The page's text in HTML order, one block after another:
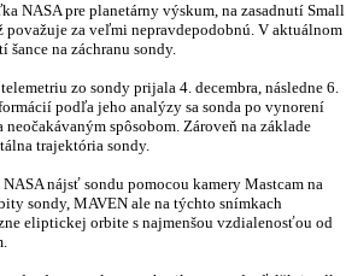
NASA pre planetárny výskum, na zasadnutí Small
považuje za veľmi nepravdepodobnú. V aktuálnom
šance na záchranu sondy.
zo sondy prijala 4. decembra, následne 6.
podľa jeho analýzy sa sonda po vynorení
spôsobom. Zároveň na základe
trajektória sondy.
nájsť sondu pomocou kamery Mastcam na
sondy, MAVEN ale na týchto snímkach
eliptickej orbite s najmenšou vzdialenosťou od